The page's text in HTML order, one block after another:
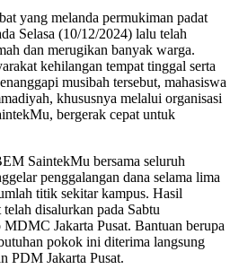
yang melanda permukiman padat
Selasa (10/12/2024) lalu telah
dan merugikan banyak warga.
kehilangan tempat tinggal serta
musibah tersebut, mahasiswa
khususnya melalui organisasi
bergerak cepat untuk
SaintekMu bersama seluruh
penggalangan dana selama lima
titik sekitar kampus. Hasil
disalurkan pada Sabtu
Jakarta Pusat. Bantuan berupa
pokok ini diterima langsung
PDM Jakarta Pusat.